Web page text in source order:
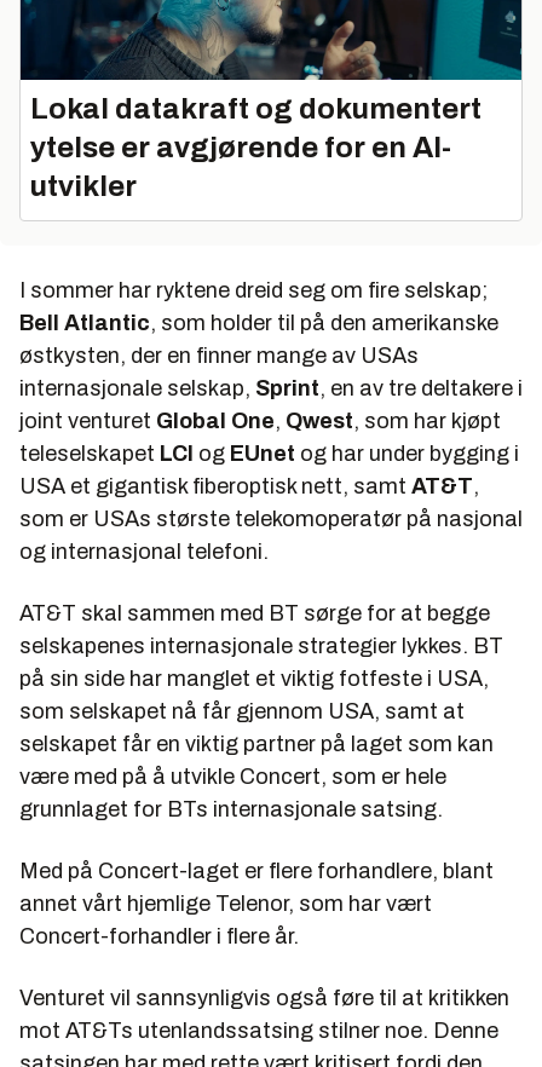
Lokal datakraft og dokumentert
ytelse er avgjørende for en AI-
utvikler
I sommer har ryktene dreid seg om fire selskap;
Bell Atlantic, som holder til på den amerikanske
østkysten, der en finner mange av USAs
internasjonale selskap, Sprint, en av tre deltakere i
joint venturet Global One, Qwest, som har kjøpt
teleselskapet LCI og EUnet og har under bygging i
USA et gigantisk fiberoptisk nett, samt AT&T,
som er USAs største telekomoperatør på nasjonal
og internasjonal telefoni.
AT&T skal sammen med BT sørge for at begge
selskapenes internasjonale strategier lykkes. BT
på sin side har manglet et viktig fotfeste i USA,
som selskapet nå får gjennom USA, samt at
selskapet får en viktig partner på laget som kan
være med på å utvikle Concert, som er hele
grunnlaget for BTs internasjonale satsing.
Med på Concert-laget er flere forhandlere, blant
annet vårt hjemlige Telenor, som har vært
Concert-forhandler i flere år.
Venturet vil sannsynligvis også føre til at kritikken
mot AT&Ts utenlandssatsing stilner noe. Denne